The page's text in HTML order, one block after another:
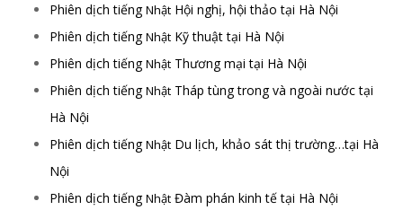
Phiên dịch tiếngNhật Hội nghị, hội thảo tại Hà Nội
Phiên dịch tiếngNhật Kỹ thuật tại Hà Nội
Phiên dịch tiếngNhật Thương mại tại Hà Nội
Phiên dịch tiếngNhật Tháp tùng trong và ngoài nước tại
Hà Nội
Phiên dịch tiếngNhật Du lịch, khảo sát thị trường…tại Hà
Nội
Phiên dịch tiếngNhật Đàm phán kinh tế tại Hà Nội